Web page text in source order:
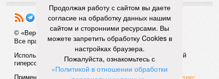
© «Версия» 18+
Все права защищены
Использование материалов «Версии» без индексируемой
гиперссылки запрещено
Применяются рекомендательные технологии:
СМИ2, Яндекс,
Продолжая работу с сайтом вы даете
согласие на обработку данных нашим
сайтом и сторонними ресурсами. Вы
можете запретить обработку Cookies в
настройках браузера.
Пожалуйста, ознакомьтесь с
«Политикой в отношении обработки